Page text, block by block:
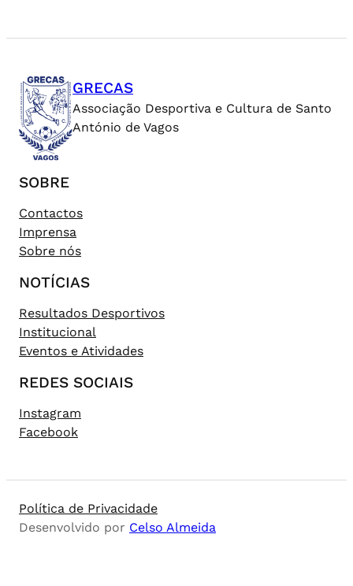
GRECAS
Associação Desportiva e Cultura de Santo
António de Vagos
SOBRE
Contactos
Imprensa
Sobre nós
NOTÍCIAS
Resultados Desportivos
Institucional
Eventos e Atividades
REDES SOCIAIS
Instagram
Facebook
Política de Privacidade
Desenvolvido por Celso Almeida